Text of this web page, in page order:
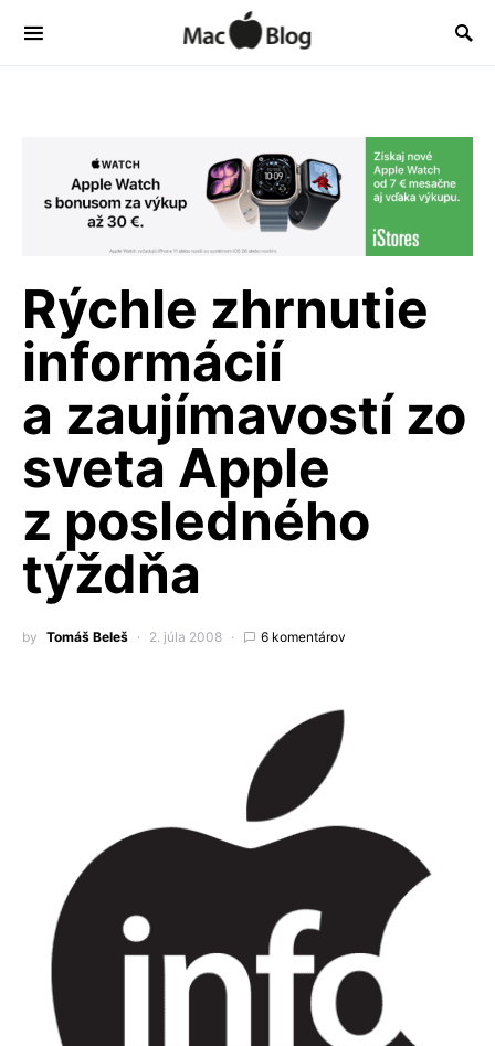
Rýchle zhrnutie
informácií
a zaujímavostí zo
sveta Apple
z posledného
týždňa
by Tomáš Beleš 2. júla 2008 6 komentárov